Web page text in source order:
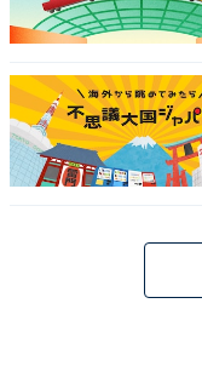
こちらもおすすめ